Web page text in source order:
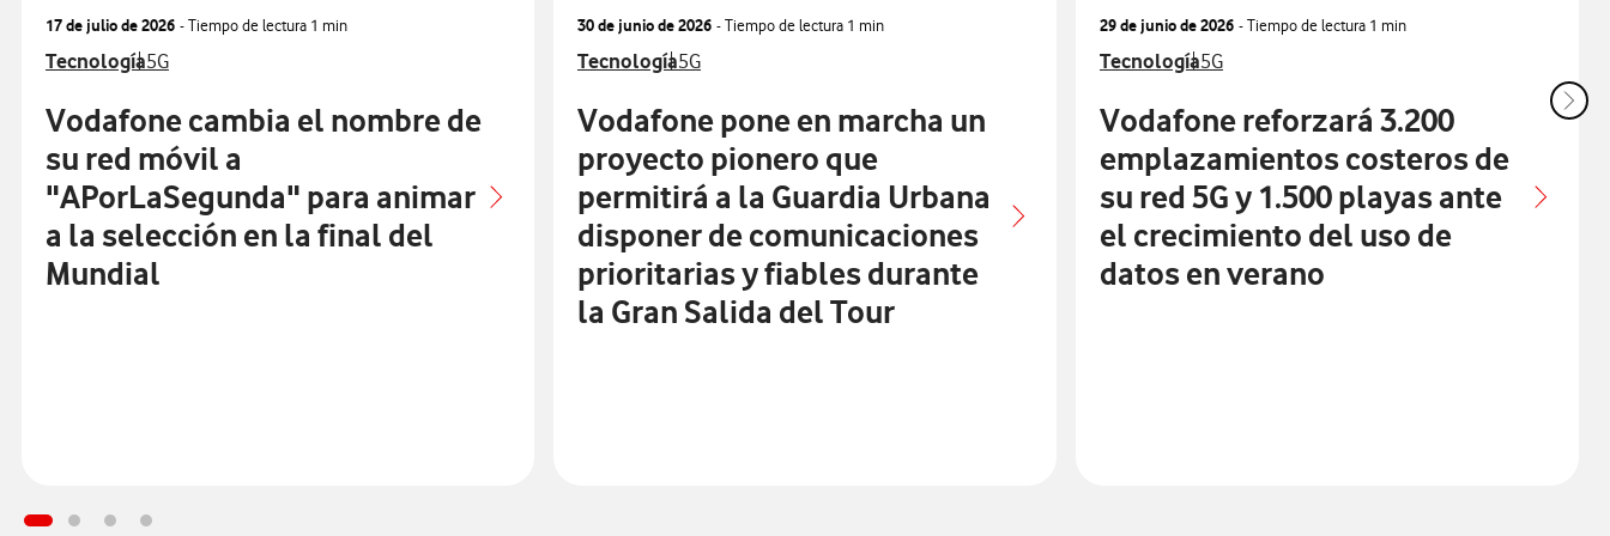
17 de julio de 2026 - Tiempo de lectura 1 min
Ver más notas de prensa relacionados con
TecnologíaVer más notas de prensa relacionados con
5G
Vodafone cambia el nombre de
su red móvil a
"APorLaSegunda" para animar
a la selección en la final del
Mundial
30 de junio de 2026 - Tiempo de lectura 1 min
Ver más notas de prensa relacionados con
TecnologíaVer más notas de prensa relacionados con
5G
Vodafone pone en marcha un
proyecto pionero que
permitirá a la Guardia Urbana
disponer de comunicaciones
prioritarias y fiables durante
la Gran Salida del Tour
29 de junio de 2026 - Tiempo de lectura 1 min
Ver más notas de prensa relacionados con
TecnologíaVer más notas de prensa relacionados con
5G
Vodafone reforzará 3.200
emplazamientos costeros de
su red 5G y 1.500 playas ante
el crecimiento del uso de
datos en verano